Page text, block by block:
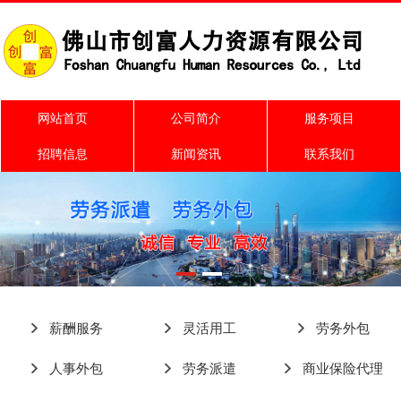
网站首页 公司简介 服务项目
招聘信息 新闻资讯 联系我们
薪酬服务 灵活用工 劳务外包
人事外包 劳务派遣 商业保险代理